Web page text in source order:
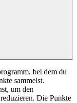
bei dem du
sammelst.
um den
Die Punkte